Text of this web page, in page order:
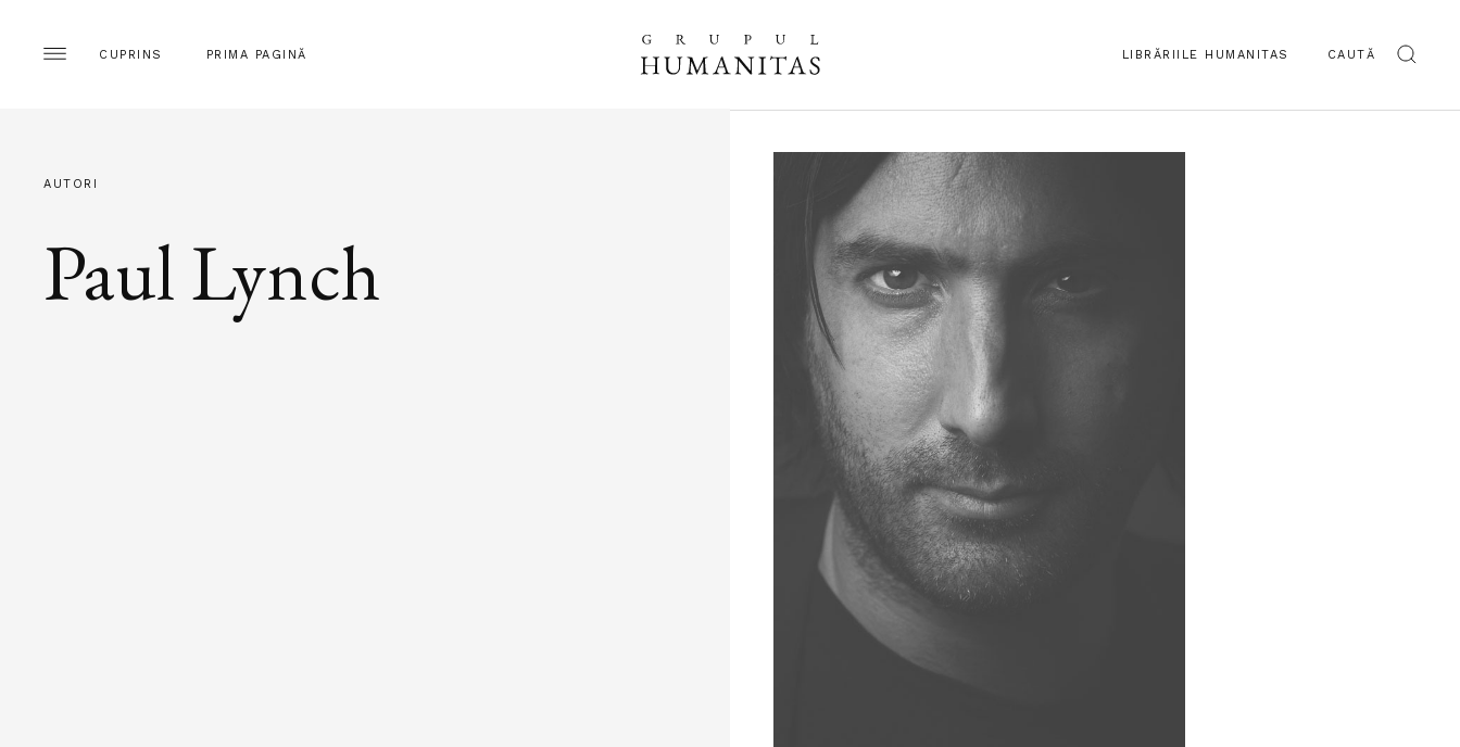
CUPRINS PRIMA PAGINĂ LIBRĂRIILE HUMANITAS CAUTĂ
AUTORI
Paul Lynch